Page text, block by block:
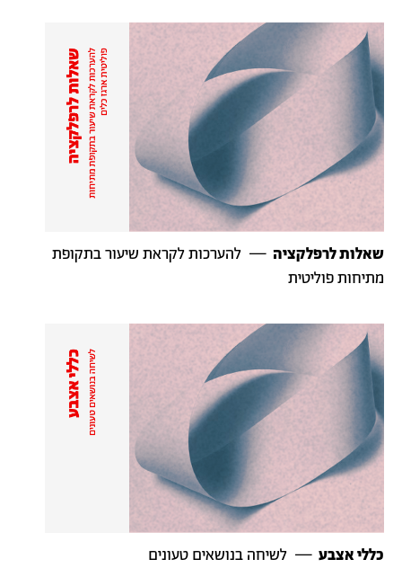
שאלות לרפלקציה — להערכות לקראת שיעור בתקופת
מתיחות פוליטית
כללי אצבע — לשיחה בנושאים טעונים